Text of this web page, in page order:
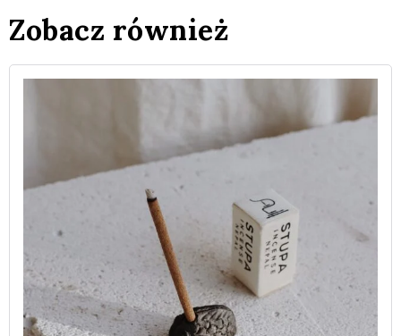
Zobacz również